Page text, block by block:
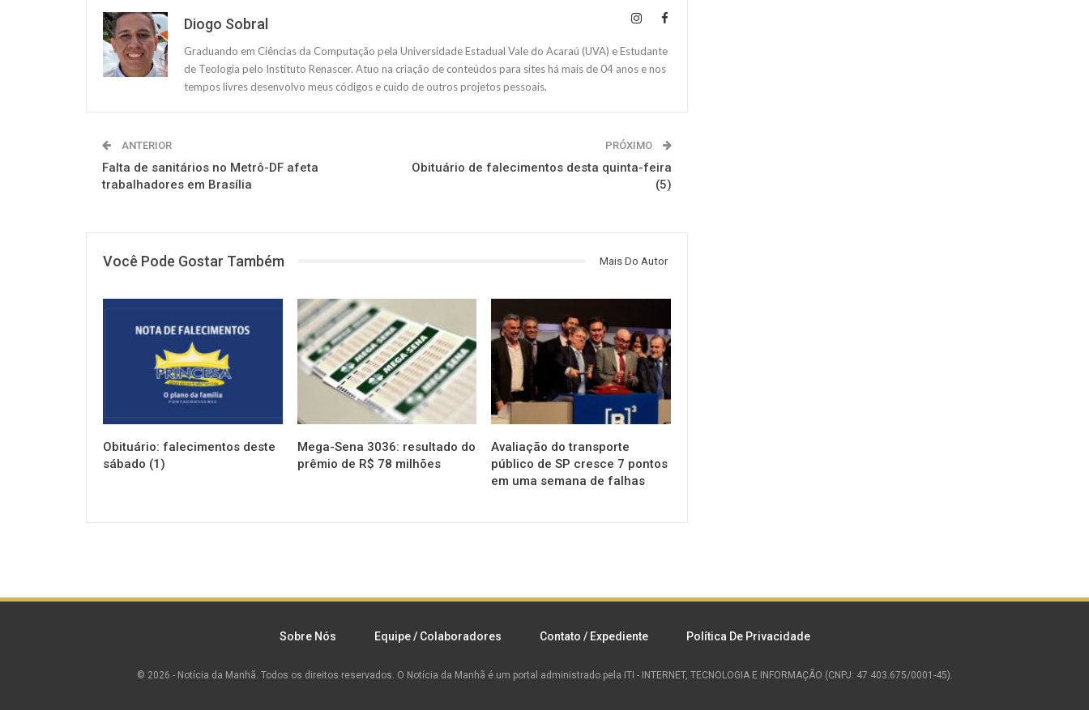
Diogo Sobral
Graduando em Ciências da Computação pela Universidade Estadual Vale do Acaraú (UVA) e Estudante
de Teologia pelo Instituto Renascer. Atuo na criação de conteúdos para sites há mais de 04 anos e nos
tempos livres desenvolvo meus códigos e cuido de outros projetos pessoais.
ANTERIOR
Falta de sanitários no Metrô-DF afeta
trabalhadores em Brasília
PRÓXIMO
Obituário de falecimentos desta quinta-feira
(5)
Você Pode Gostar Também Mais Do Autor
Obituário: falecimentos deste
sábado (1)
NOTÍCIAS
Mega-Sena 3036: resultado do
prêmio de R$ 78 milhões
Avaliação do transporte
público de SP cresce 7 pontos
em uma semana de falhas
Sobre Nós Equipe / Colaboradores Contato / Expediente Política De Privacidade
© 2026 - Notícia da Manhã. Todos os direitos reservados. O Notícia da Manhã é um portal administrado pela ITI - INTERNET, TECNOLOGIA E INFORMAÇÃO (CNPJ: 47.403.675/0001-45).